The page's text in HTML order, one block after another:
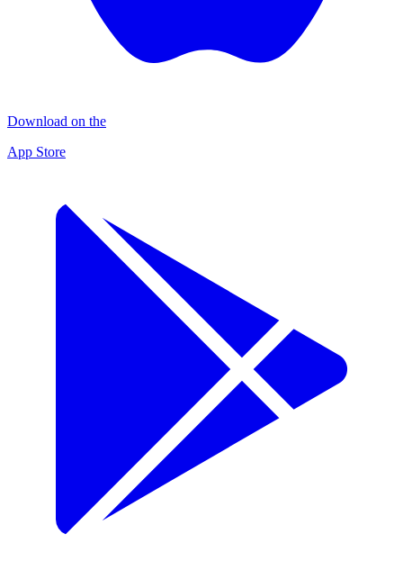
Download on the
App Store